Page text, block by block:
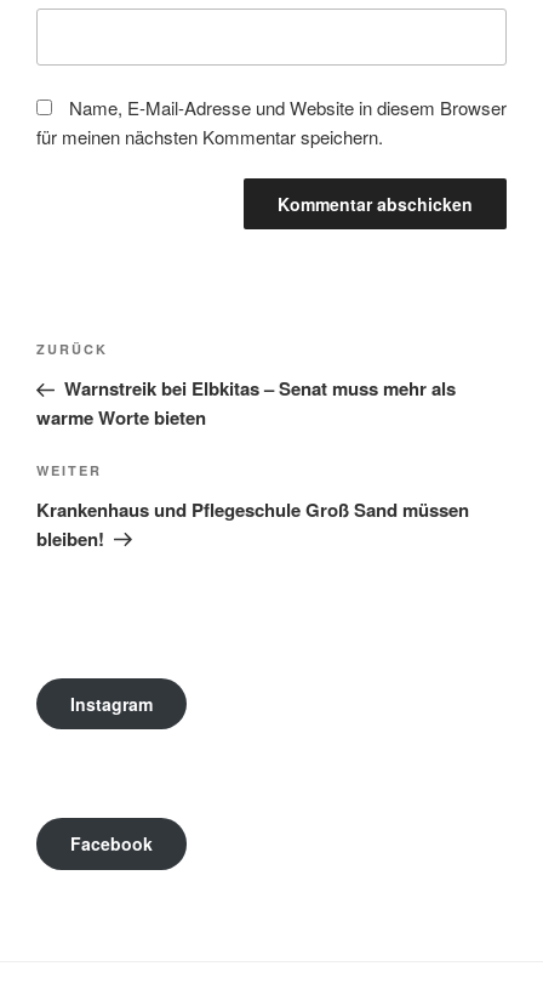
Name, E-Mail-Adresse und Website in diesem Browser
für meinen nächsten Kommentar speichern.
Beitragsnavigation
Vorheriger
Beitrag
ZURÜCK
Warnstreik bei Elbkitas – Senat muss mehr als
warme Worte bieten
Nächster
Beitrag
WEITER
Krankenhaus und Pflegeschule Groß Sand müssen
bleiben!
Instagram
Facebook